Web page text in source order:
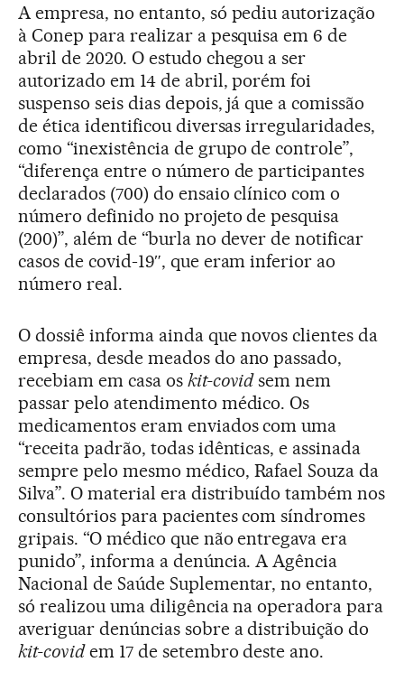
A empresa, no entanto, só pediu autorização
à Conep para realizar a pesquisa em 6 de
abril de 2020. O estudo chegou a ser
autorizado em 14 de abril, porém foi
suspenso seis dias depois, já que a comissão
de ética identificou diversas irregularidades,
como “inexistência de grupo de controle”,
“diferença entre o número de participantes
declarados (700) do ensaio clínico com o
número definido no projeto de pesquisa
(200)”, além de “burla no dever de notificar
casos de covid-19″, que eram inferior ao
número real.
O dossiê informa ainda que novos clientes da
empresa, desde meados do ano passado,
recebiam em casa os kit-covidsem nem
passar pelo atendimento médico. Os
medicamentos eram enviados com uma
“receita padrão, todas idênticas, e assinada
sempre pelo mesmo médico, Rafael Souza da
Silva”. O material era distribuído também nos
consultórios para pacientes com síndromes
gripais. “O médico que não entregava era
punido”, informa a denúncia. A Agência
Nacional de Saúde Suplementar, no entanto,
só realizou uma diligência na operadora para
averiguar denúncias sobre a distribuição do
kit-covidem 17 de setembro deste ano.